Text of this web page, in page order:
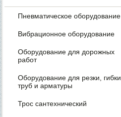
Пневматическое оборудование
Вибрационное оборудование
Оборудование для дорожных
работ
Оборудование для резки, гибки
труб и арматуры
Трос сантехнический